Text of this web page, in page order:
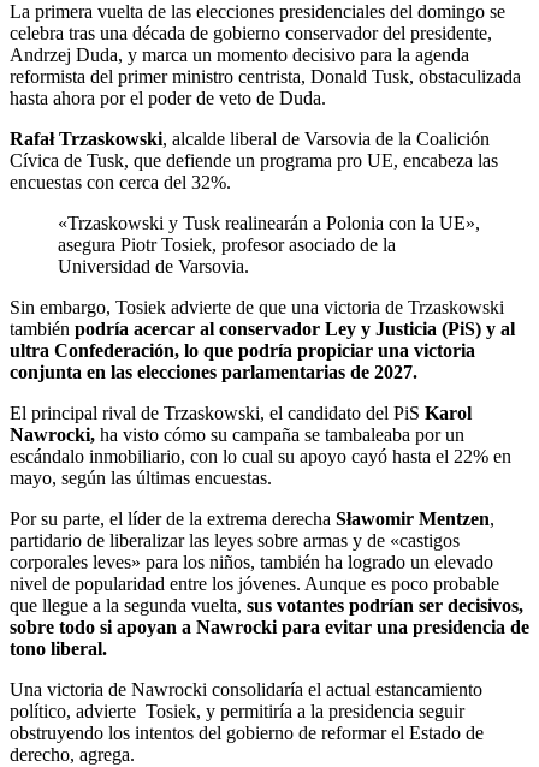
La primera vuelta de las elecciones presidenciales del domingo se
celebra tras una década de gobierno conservador del presidente,
Andrzej Duda, y marca un momento decisivo para la agenda
reformista del primer ministro centrista, Donald Tusk, obstaculizada
hasta ahora por el poder de veto de Duda.
Rafał Trzaskowski, alcalde liberal de Varsovia de la Coalición
Cívica de Tusk, que defiende un programa pro UE, encabeza las
encuestas con cerca del 32%.
«Trzaskowski y Tusk realinearán a Polonia con la UE»,
asegura Piotr Tosiek, profesor asociado de la
Universidad de Varsovia.
Sin embargo, Tosiek advierte de que una victoria de Trzaskowski
también podría acercar al conservador Ley y Justicia (PiS) y al
ultra Confederación, lo que podría propiciar una victoria
conjunta en las elecciones parlamentarias de 2027.
El principal rival de Trzaskowski, el candidato del PiS Karol
Nawrocki, ha visto cómo su campaña se tambaleaba por un
escándalo inmobiliario, con lo cual su apoyo cayó hasta el 22% en
mayo, según las últimas encuestas.
Por su parte, el líder de la extrema derecha Sławomir Mentzen,
partidario de liberalizar las leyes sobre armas y de «castigos
corporales leves» para los niños, también ha logrado un elevado
nivel de popularidad entre los jóvenes. Aunque es poco probable
que llegue a la segunda vuelta, sus votantes podrían ser decisivos,
sobre todo si apoyan a Nawrocki para evitar una presidencia de
tono liberal.
Una victoria de Nawrocki consolidaría el actual estancamiento
político, advierte Tosiek, y permitiría a la presidencia seguir
obstruyendo los intentos del gobierno de reformar el Estado de
derecho, agrega.